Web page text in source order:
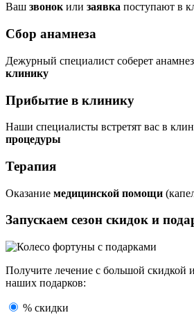
Ваш звонокили заявка поступают в
Сбор анамнеза
Дежурный специалист соберет
клинику
Прибытие в клинику
Наши специалисты встретят вас в
процедуры
Терапия
Оказание медицинской помощи
Запускаем сезон скидок и
Получите лечение с большой скидкой
наших подарков:
% скидки